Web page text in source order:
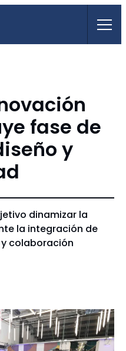
fase de
y
dinamizar la
la integración de
colaboración